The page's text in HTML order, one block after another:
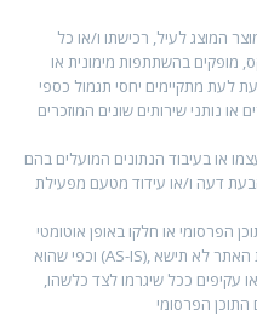
המוצג לעיל, רכישתו ו/או כל
מופקים בהשתתפות מימונית או
מתקיימים יחסי תגמול כספי
נותני שירותים שונים המוזכרים
או בעיבוד הנתונים המועלים בהם
דעה ו/או עידוד מטעם מפעילת
הפרסומי או חלקו באופן אוטומטי
וכפי שהוא (AS-IS), מבלי לבדוק את אמיתותו ו/או דיוקו. מפעילת האתר לא תישא
עקיפים ככל שיגרמו לצד כלשהו,